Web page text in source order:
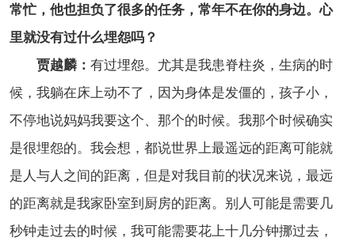
常忙，他也担负了很多的任务，常年不在你的身边。心
里就没有过什么埋怨吗？
贾越麟： 有过埋怨。尤其是我患脊柱炎，生病的时
候，我躺在床上动不了，因为身体是发僵的，孩子小，
不停地说妈妈我要这个、那个的时候。我那个时候确实
是很埋怨的。我会想，都说世界上最遥远的距离可能就
是人与人之间的距离，但是对我目前的状况来说，最远
的距离就是我家卧室到厨房的距离。别人可能是需要几
秒钟走过去的时候，我可能需要花上十几分钟挪过去，